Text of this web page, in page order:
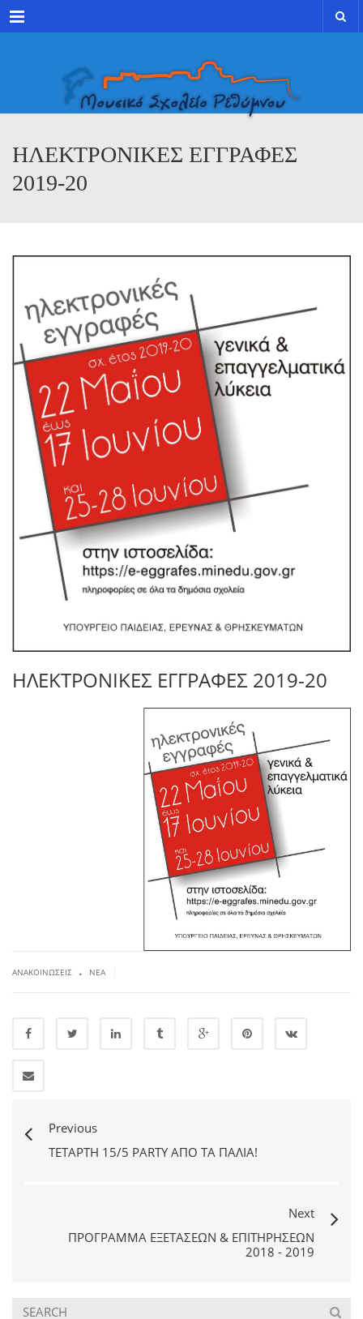
Menu
ΗΛΕΚΤΡΟΝΙΚΕΣ ΕΓΓΡΑΦΕΣ
2019-20
ΗΛΕΚΤΡΟΝΙΚΕΣ ΕΓΓΡΑΦΕΣ 2019-20
ΑΝΑΚΟΙΝΏΣΕΙΣ . ΝΈΑ
Previous
ΤΕΤΆΡΤΗ 15/5 PARTY ΑΠΌ ΤΑ ΠΑΛΙΆ!
Next
ΠΡΌΓΡΑΜΜΑ ΕΞΕΤΆΣΕΩΝ & ΕΠΙΤΗΡΉΣΕΩΝ
2018 - 2019